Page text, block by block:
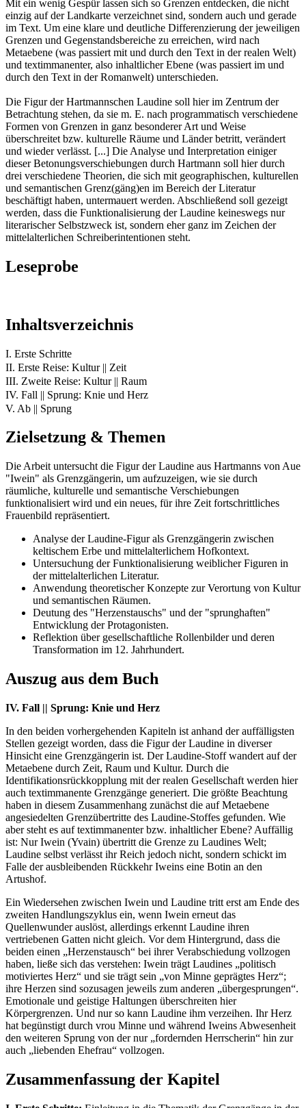
Mit ein wenig Gespür lassen sich so Grenzen entdecken, die nicht
einzig auf der Landkarte verzeichnet sind, sondern auch und gerade
im Text. Um eine klare und deutliche Differenzierung der jeweiligen
Grenzen und Gegenstandsbereiche zu erreichen, wird nach
Metaebene (was passiert mit und durch den Text in der realen Welt)
und textimmanenter, also inhaltlicher Ebene (was passiert im und
durch den Text in der Romanwelt) unterschieden.
Die Figur der Hartmannschen Laudine soll hier im Zentrum der
Betrachtung stehen, da sie m. E. nach programmatisch verschiedene
Formen von Grenzen in ganz besonderer Art und Weise
überschreitet bzw. kulturelle Räume und Länder betritt, verändert
und wieder verlässt. [...] Die Analyse und Interpretation einiger
dieser Betonungsverschiebungen durch Hartmann soll hier durch
drei verschiedene Theorien, die sich mit geographischen, kulturellen
und semantischen Grenz(gäng)en im Bereich der Literatur
beschäftigt haben, untermauert werden. Abschließend soll gezeigt
werden, dass die Funktionalisierung der Laudine keineswegs nur
literarischer Selbstzweck ist, sondern eher ganz im Zeichen der
mittelalterlichen Schreiberintentionen steht.
Leseprobe
Inhaltsverzeichnis
I. Erste Schritte
II. Erste Reise: Kultur || Zeit
III. Zweite Reise: Kultur || Raum
IV. Fall || Sprung: Knie und Herz
V. Ab || Sprung
Zielsetzung & Themen
Die Arbeit untersucht die Figur der Laudine aus Hartmanns von Aue
"Iwein" als Grenzgängerin, um aufzuzeigen, wie sie durch
räumliche, kulturelle und semantische Verschiebungen
funktionalisiert wird und ein neues, für ihre Zeit fortschrittliches
Frauenbild repräsentiert.
Analyse der Laudine-Figur als Grenzgängerin zwischen
keltischem Erbe und mittelalterlichem Hofkontext.
Untersuchung der Funktionalisierung weiblicher Figuren in
der mittelalterlichen Literatur.
Anwendung theoretischer Konzepte zur Verortung von Kultur
und semantischen Räumen.
Deutung des "Herzenstauschs" und der "sprunghaften"
Entwicklung der Protagonisten.
Reflektion über gesellschaftliche Rollenbilder und deren
Transformation im 12. Jahrhundert.
Auszug aus dem Buch
IV. Fall || Sprung: Knie und Herz
In den beiden vorhergehenden Kapiteln ist anhand der auffälligsten
Stellen gezeigt worden, dass die Figur der Laudine in diverser
Hinsicht eine Grenzgängerin ist. Der Laudine-Stoff wandert auf der
Metaebene durch Zeit, Raum und Kultur. Durch die
Identifikationsrückkopplung mit der realen Gesellschaft werden hier
auch textimmanente Grenzgänge generiert. Die größte Beachtung
haben in diesem Zusammenhang zunächst die auf Metaebene
angesiedelten Grenzübertritte des Laudine-Stoffes gefunden. Wie
aber steht es auf textimmanenter bzw. inhaltlicher Ebene? Auffällig
ist: Nur Iwein (Yvain) übertritt die Grenze zu Laudines Welt;
Laudine selbst verlässt ihr Reich jedoch nicht, sondern schickt im
Falle der ausbleibenden Rückkehr Iweins eine Botin an den
Artushof.
Ein Wiedersehen zwischen Iwein und Laudine tritt erst am Ende des
zweiten Handlungszyklus ein, wenn Iwein erneut das
Quellenwunder auslöst, allerdings erkennt Laudine ihren
vertriebenen Gatten nicht gleich. Vor dem Hintergrund, dass die
beiden einen „Herzenstausch“ bei ihrer Verabschiedung vollzogen
haben, ließe sich das verstehen: Iwein trägt Laudines „politisch
motiviertes Herz“ und sie trägt sein „von Minne geprägtes Herz“;
ihre Herzen sind sozusagen jeweils zum anderen „übergesprungen“.
Emotionale und geistige Haltungen überschreiten hier
Körpergrenzen. Und nur so kann Laudine ihm verzeihen. Ihr Herz
hat begünstigt durch vrou Minne und während Iweins Abwesenheit
den weiteren Sprung von der nur „fordernden Herrscherin“ hin zur
auch „liebenden Ehefrau“ vollzogen.
Zusammenfassung der Kapitel